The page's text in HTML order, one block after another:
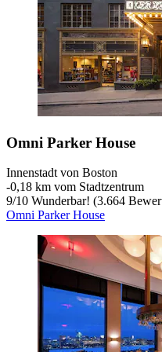
Omni Parker House
Innenstadt von Boston
‐0,18 km vom Stadtzentrum
9/10 Wunderbar! (3.664
Omni Parker House